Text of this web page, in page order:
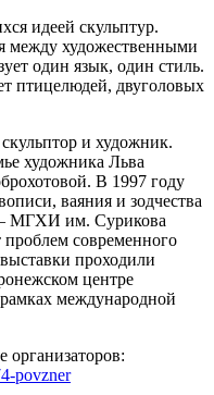
идеей скульптур.
между художественными
один язык, один стиль.
птицелюдей, двуголовых
и художник.
художника Льва
В 1997 году
ваяния и зодчества
— МГХИ им. Сурикова
проблем современного
проходили
центре
международной
организаторов:
povzner